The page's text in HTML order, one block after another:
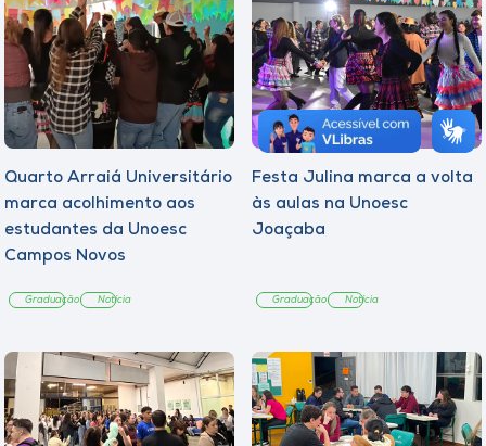
Quarto Arraiá Universitário
marca acolhimento aos
estudantes da Unoesc
Campos Novos
Graduação Notícia
Festa Julina marca a volta
às aulas na Unoesc
Joaçaba
Graduação Notícia